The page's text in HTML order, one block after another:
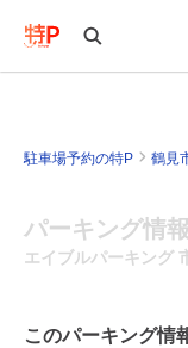
駐車場予約の特P 鶴見
パーキング情報
エイブルパーキング
このパーキング情